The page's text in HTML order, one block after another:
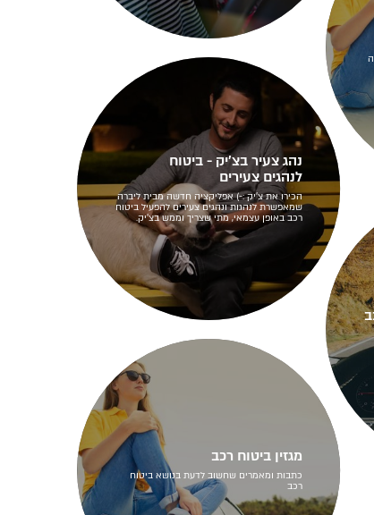
נהג צעיר בצ'יק - ביטוח
לנהגים צעירים
הכירו את צ'יק :-) אפליקציה חדשה מבית ליברה
שמאפשרת לנהגות ונהגים צעירים להפעיל ביטוח
רכב באופן עצמאי, מתי שצריך וממש בצ'יק.
מגזין ביטוח רכב
כתבות ומאמרים שחשוב לדעת בנושא ביטוח
רכב